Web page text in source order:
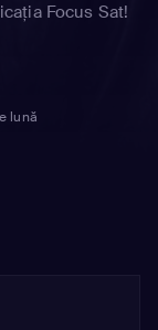
Focus Sat!
lună